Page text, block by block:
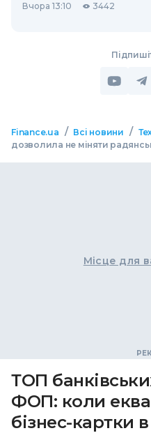
Вчора 13:10 3442
Finance.ua / Всі новини /
дозволила не міняти
Місце для
ТОП
ФОП: коли
бізнес-картки